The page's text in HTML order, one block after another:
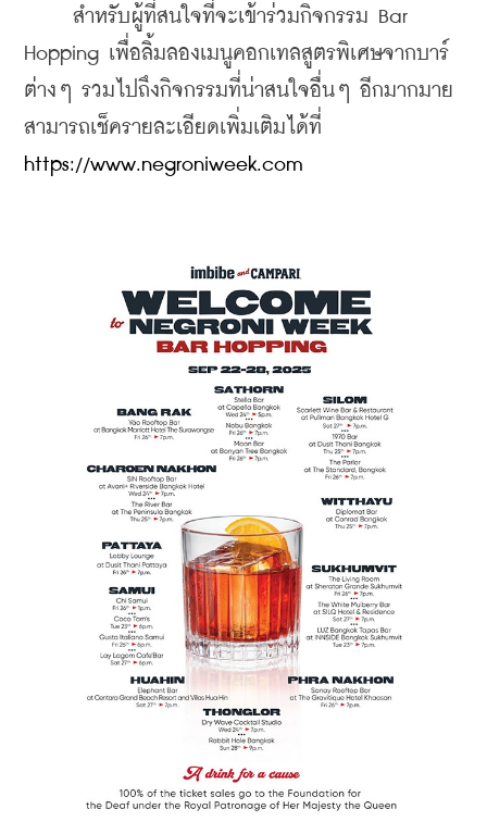
สำหรับผู้ที่สนใจที่จะเข้าร่วมกิจกรรม Bar
Hopping เพื่อลิ้มลองเมนูคอกเทลสูตรพิเศษจากบาร์
ต่างๆ รวมไปถึงกิจกรรมที่น่าสนใจอื่นๆ อีกมากมาย
https://www.negroniweek.com